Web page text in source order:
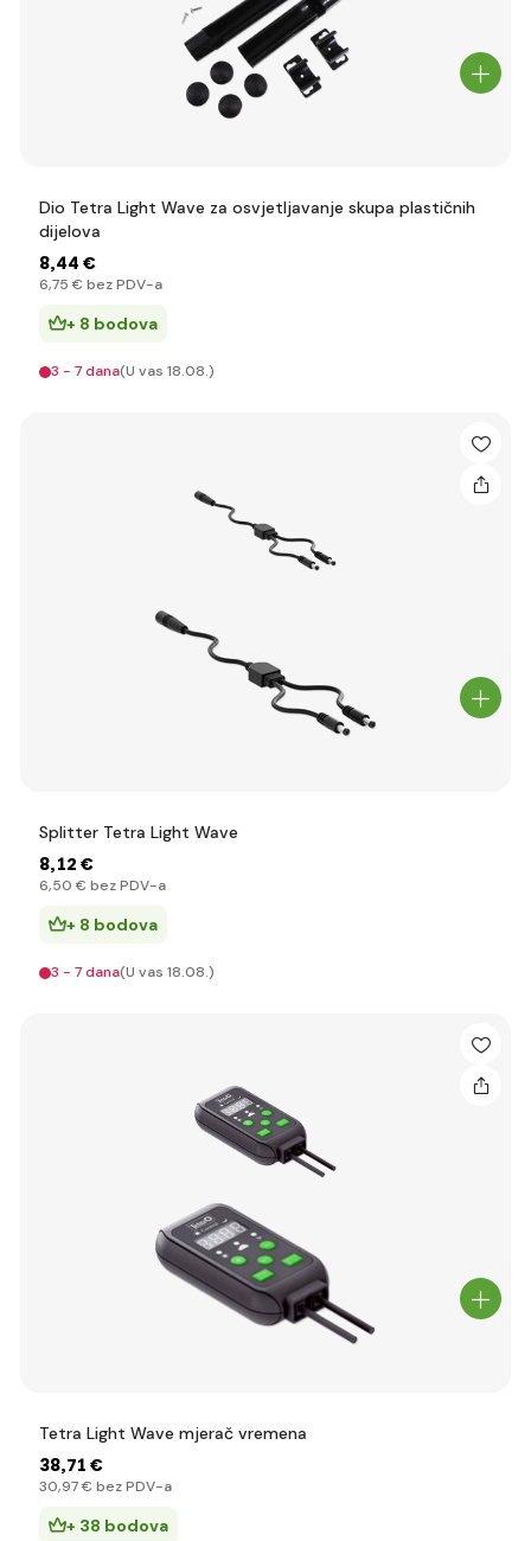
Dio Tetra Light Wave za osvjetljavanje skupa plastičnih
dijelova
8,44 €
6,75 € bez PDV-a
+ 8 bodova
3 - 7 dana(U vas 18.08.)
Splitter Tetra Light Wave
8,12 €
6,50 € bez PDV-a
+ 8 bodova
3 - 7 dana(U vas 18.08.)
Tetra Light Wave mjerač vremena
38,71 €
30,97 € bez PDV-a
+ 38 bodova